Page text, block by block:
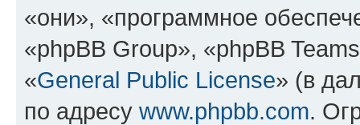
«они», «программное
«phpBB Group», «phpBB
«General Public License» (в
по адресу www.phpbb.com.